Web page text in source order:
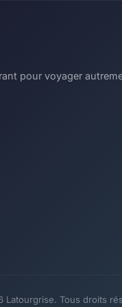
pour voyager
Latourgrise. Tous droits